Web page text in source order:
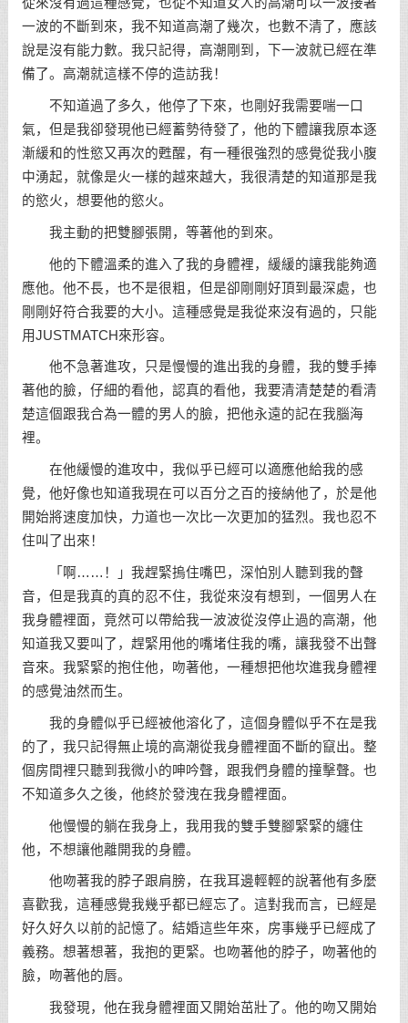
一波的不斷到來，我不知道高潮了幾次，也數不清了，應該
說是沒有能力數。我只記得，高潮剛到，下一波就已經在準
備了。高潮就這樣不停的造訪我！
不知道過了多久，他停了下來，也剛好我需要喘一口
氣，但是我卻發現他已經蓄勢待發了，他的下體讓我原本逐
漸緩和的性慾又再次的甦醒，有一種很強烈的感覺從我小腹
中湧起，就像是火一樣的越來越大，我很清楚的知道那是我
的慾火，想要他的慾火。
我主動的把雙腳張開，等著他的到來。
他的下體溫柔的進入了我的身體裡，緩緩的讓我能夠適
應他。他不長，也不是很粗，但是卻剛剛好頂到最深處，也
剛剛好符合我要的大小。這種感覺是我從來沒有過的，只能
用JUSTMATCH來形容。
他不急著進攻，只是慢慢的進出我的身體，我的雙手捧
著他的臉，仔細的看他，認真的看他，我要清清楚楚的看清
楚這個跟我合為一體的男人的臉，把他永遠的記在我腦海
裡。
在他緩慢的進攻中，我似乎已經可以適應他給我的感
覺，他好像也知道我現在可以百分之百的接納他了，於是他
開始將速度加快，力道也一次比一次更加的猛烈。我也忍不
住叫了出來！
「啊……！」我趕緊摀住嘴巴，深怕別人聽到我的聲
音，但是我真的真的忍不住，我從來沒有想到，一個男人在
我身體裡面，竟然可以帶給我一波波從沒停止過的高潮，他
知道我又要叫了，趕緊用他的嘴堵住我的嘴，讓我發不出聲
音來。我緊緊的抱住他，吻著他，一種想把他坎進我身體裡
的感覺油然而生。
我的身體似乎已經被他溶化了，這個身體似乎不在是我
的了，我只記得無止境的高潮從我身體裡面不斷的竄出。整
個房間裡只聽到我微小的呻吟聲，跟我們身體的撞擊聲。也
不知道多久之後，他終於發洩在我身體裡面。
他慢慢的躺在我身上，我用我的雙手雙腳緊緊的纏住
他，不想讓他離開我的身體。
他吻著我的脖子跟肩膀，在我耳邊輕輕的說著他有多麼
喜歡我，這種感覺我幾乎都已經忘了。這對我而言，已經是
好久好久以前的記憶了。結婚這些年來，房事幾乎已經成了
義務。想著想著，我抱的更緊。也吻著他的脖子，吻著他的
臉，吻著他的唇。
我發現，他在我身體裡面又開始茁壯了。他的吻又開始